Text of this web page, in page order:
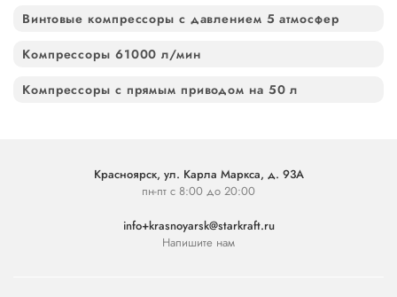
Винтовые компрессоры с давлением 5 атмосфер
Компрессоры 61000 л/мин
Компрессоры с прямым приводом на 50 л
Красноярск, ул. Карла Маркса, д. 93А
пн-пт с 8:00 до 20:00
info+krasnoyarsk@starkraft.ru
Напишите нам